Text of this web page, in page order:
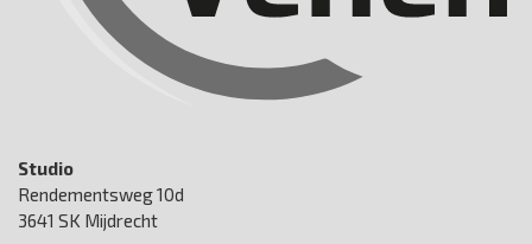
Studio
Rendementsweg 10d
3641 SK Mijdrecht